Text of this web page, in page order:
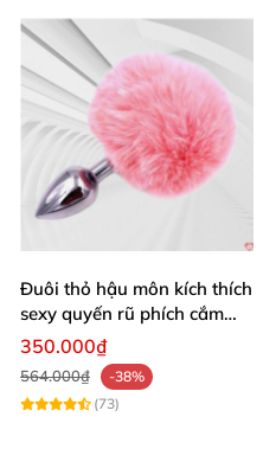
Đuôi thỏ hậu môn kích thích
sexy quyến rũ phích cắm
kích thích
350.000₫
564.000₫
-38%
(73)